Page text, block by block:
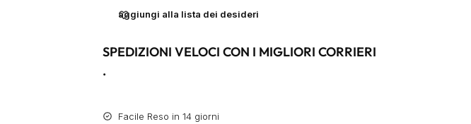
aggiungi alla lista dei desideri
SPEDIZIONI VELOCI CON I MIGLIORI CORRIERI
.
Facile Reso in 14 giorni